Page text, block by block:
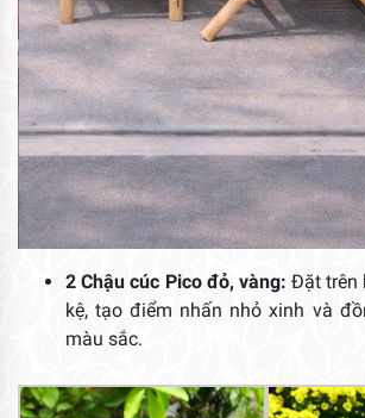
2 Chậu cúc Pico đỏ, vàng: Đặt trên
kệ, tạo điểm nhấn nhỏ xinh và
màu sắc.